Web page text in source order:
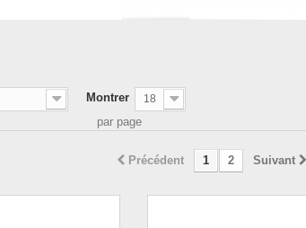
Montrer 18
par page
Précédent 1 2 Suivant